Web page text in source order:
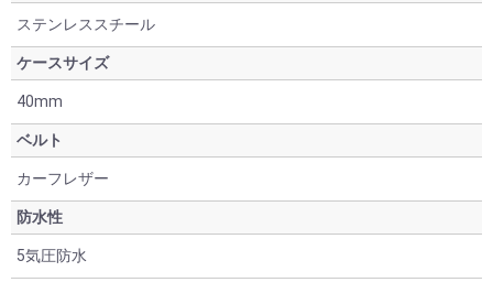
ステンレススチール
ケースサイズ
40mm
ベルト
カーフレザー
防水性
5気圧防水